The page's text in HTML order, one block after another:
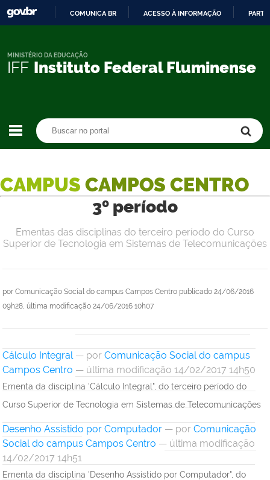
CONTEÚDO
COMUNICA BR ACESSO À INFORMAÇÃO
IFF Instituto Federal Fluminense
MINISTÉRIO DA EDUCAÇÃO
CAMPUS CAMPOS CENTRO
3º período
por Comunicação Social do campus Campos Centro publicado 24/06/2016
09h28, última modificação 24/06/2016 10h07
Ementas das disciplinas do terceiro período do Curso
Superior de Tecnologia em Sistemas de Telecomunicações
Cálculo Integral — por Comunicação Social do campus
Campos Centro — última modificação 14/02/2017 14h50
Ementa da disciplina 'Cálculo Integral", do terceiro período do
Curso Superior de Tecnologia em Sistemas de Telecomunicações
Desenho Assistido por Computador — por Comunicação
Social do campus Campos Centro — última modificação
14/02/2017 14h51
Ementa da disciplina 'Desenho Assistido por Computador", do